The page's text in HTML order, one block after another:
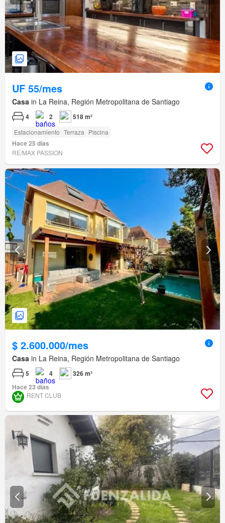
UF 55/mes
Casa in La Reina, Región Metropolitana de Santiago
4 2 518 m²
Estacionamiento Terraza Piscina
Hace 25 días
RE/MAX PASSION
$ 2.600.000/mes
Casa in La Reina, Región Metropolitana de Santiago
5 4
326 m²
Hace 23 días
RENT CLUB